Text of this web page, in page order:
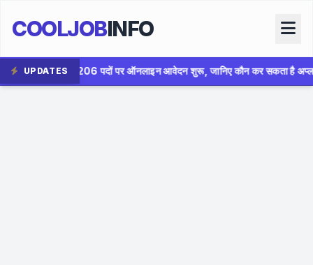
COOLJOBINFO
UPDATES
आवेदन शुरू, जानिए कौन कर सकता है अप्लाई ✦ AIIMS